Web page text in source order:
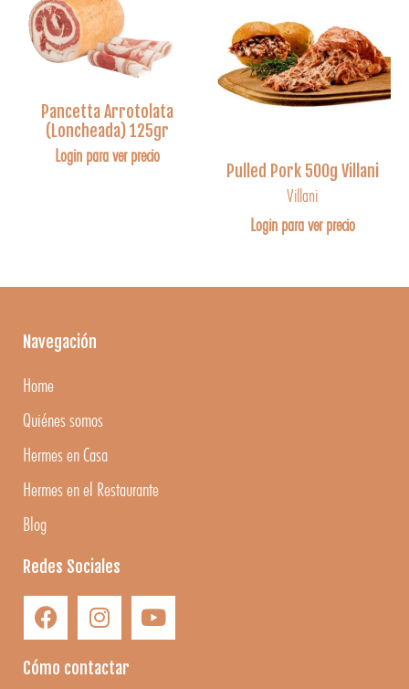
Pancetta Arrotolata
(Loncheada) 125gr
Login para ver precio
Pulled Pork 500g Villani
Villani
Login para ver precio
Navegación
Home
Quiénes somos
Hermes en Casa
Hermes en el Restaurante
Blog
Redes Sociales
Cómo contactar